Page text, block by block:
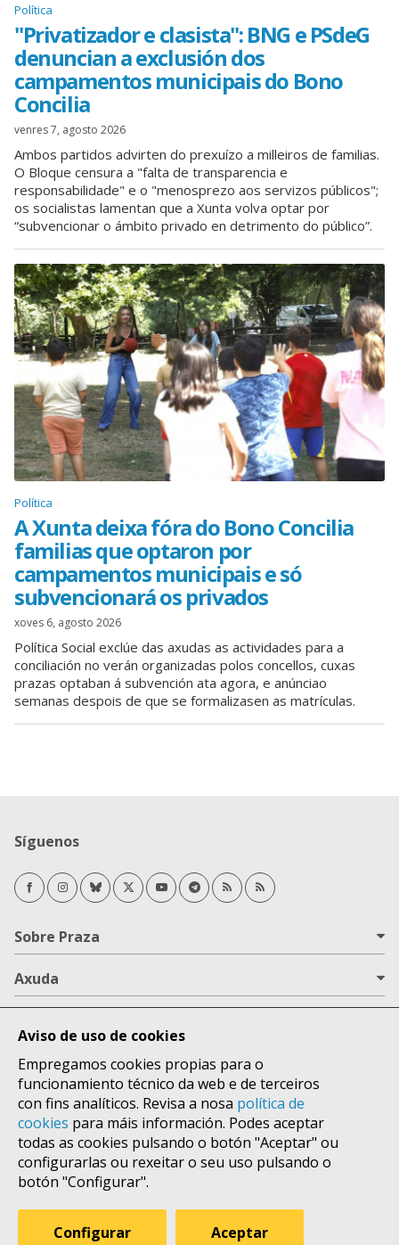
Política
"Privatizador e clasista": BNG e PSdeG
denuncian a exclusión dos
campamentos municipais do Bono
Concilia
venres 7, agosto 2026
Ambos partidos advirten do prexuízo a milleiros de familias.
O Bloque censura a "falta de transparencia e
responsabilidade" e o "menosprezo aos servizos públicos";
os socialistas lamentan que a Xunta volva optar por
“subvencionar o ámbito privado en detrimento do público”.
Política
A Xunta deixa fóra do Bono Concilia
familias que optaron por
campamentos municipais e só
subvencionará os privados
xoves 6, agosto 2026
Política Social exclúe das axudas as actividades para a
conciliación no verán organizadas polos concellos, cuxas
prazas optaban á subvención ata agora, e anúnciao
semanas despois de que se formalizasen as matrículas.
Síguenos
FacebookInstagramBlueskyTwitter/XYoutubeTelegramRSS NovasRSS Opinión
Sobre Praza
Axuda
Lugares
Aviso de uso de cookies
Empregamos cookies propias para o
funcionamiento técnico da web e de terceiros
con fins analíticos. Revisa a nosa política de
cookies para máis información. Podes aceptar
todas as cookies pulsando o botón "Aceptar" ou
configurarlas ou rexeitar o seu uso pulsando o
botón "Configurar".
Configurar Aceptar